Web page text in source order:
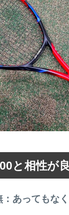
と相性が
あってもな